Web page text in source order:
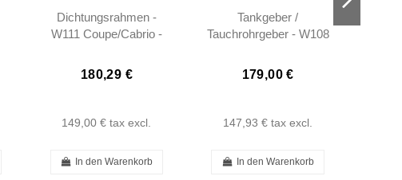
Dichtungsrahmen -
W111 Coupe/Cabrio -
180,29 €
149,00 € tax excl.
In den Warenkorb
Tankgeber /
Tauchrohrgeber - W108
W114 W115 -
11005421204 -...
179,00 €
147,93 € tax excl.
In den Warenkorb